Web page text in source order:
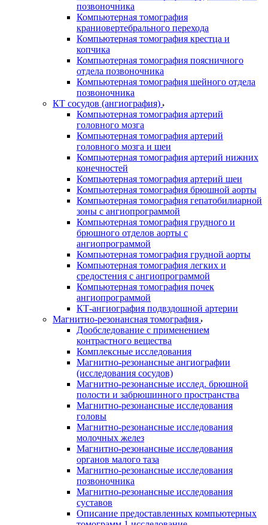
позвоночника
Компьютерная томография
краниовертебрального перехода
Компьютерная томография крестца и
копчика
Компьютерная томография поясничного
отдела позвоночника
Компьютерная томография шейного отдела
позвоночника
КТ сосудов (ангиография)
Компьютерная томография артерий
головного мозга
Компьютерная томография артерий
головного мозга и шеи
Компьютерная томография артерий нижних
конечностей
Компьютерная томография артерий шеи
Компьютерная томография брюшной аорты
Компьютерная томография гепатобилиарной
зоны с ангиопрограммой
Компьютерная томография грудного и
брюшного отделов аорты с
ангиопрограммой
Компьютерная томография грудной аорты
Компьютерная томография легких и
средостения с ангиопрограммой
Компьютерная томография почек
ангиопрограммой
КТ-ангиография подвздошной артерии
Магнитно-резонансная томография
Дообследование с применением
контрастного вещества
Комплексные исследования
Магнитно-резонансные ангиографии
(исследования сосудов)
Магнитно-резонансные исслед. брюшной
полости и забрюшинного пространства
Магнитно-резонансные исследования
головы
Магнитно-резонансные исследования
молочных желез
Магнитно-резонансные исследования
органов малого таза
Магнитно-резонансные исследования
позвоночника
Магнитно-резонансные исследования
суставов
Описание предоставленных компьютерных